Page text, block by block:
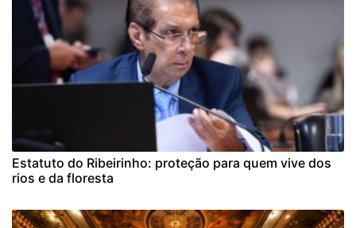
Estatuto do Ribeirinho: proteção para quem vive dos
rios e da floresta